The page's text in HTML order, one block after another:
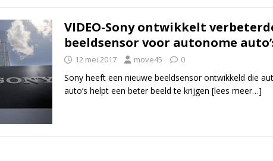
VIDEO-Sony ontwikkelt
beeldsensor voor autonome
12 mei 2017 move45 0
Sony heeft een nieuwe beeldsensor ontwikkeld die
auto’s helpt een beter beeld te krijgen [lees meer…]